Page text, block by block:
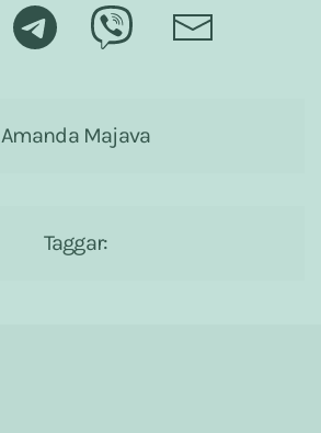
Amanda Majava
Taggar: